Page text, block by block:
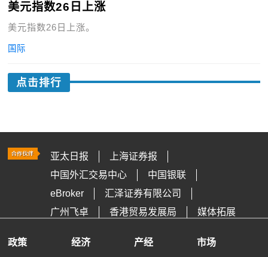
美元指数26日上涨
美元指数26日上涨。
国际
点击排行
亚太日报
上海证券报
中国外汇交易中心
中国银联
eBroker
汇泽证券有限公司
广州飞卓
香港贸易发展局 媒体拓展
政策 经济 产经 市场